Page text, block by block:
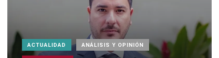
ACTUALIDAD ANÁLISIS Y OPINIÓN